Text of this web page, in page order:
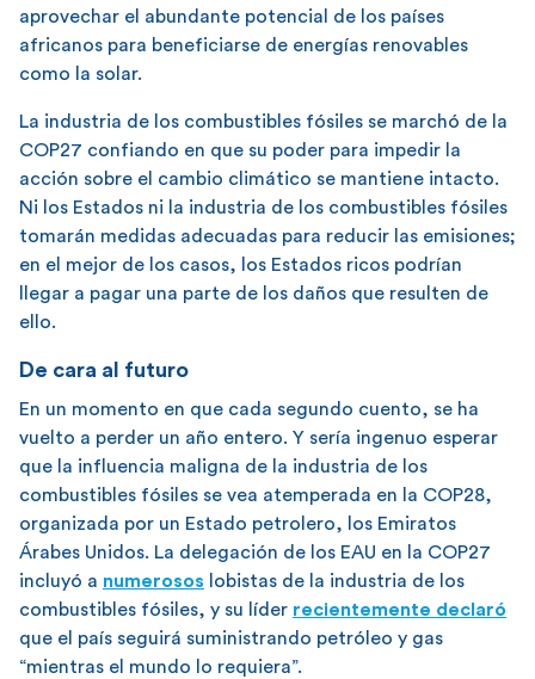
aprovechar el abundante potencial de los países
africanos para beneficiarse de energías renovables
como la solar.
La industria de los combustibles fósiles se marchó de la
COP27 confiando en que su poder para impedir la
acción sobre el cambio climático se mantiene intacto.
Ni los Estados ni la industria de los combustibles fósiles
tomarán medidas adecuadas para reducir las emisiones;
en el mejor de los casos, los Estados ricos podrían
llegar a pagar una parte de los daños que resulten de
ello.
De cara al futuro
En un momento en que cada segundo cuento, se ha
vuelto a perder un año entero. Y sería ingenuo esperar
que la influencia maligna de la industria de los
combustibles fósiles se vea atemperada en la COP28,
organizada por un Estado petrolero, los Emiratos
Árabes Unidos. La delegación de los EAU en la COP27
incluyó a numerosos lobistas de la industria de los
combustibles fósiles, y su líder recientemente declaró
que el país seguirá suministrando petróleo y gas
“mientras el mundo lo requiera”.